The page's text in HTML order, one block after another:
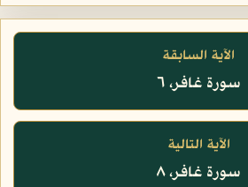
الآية السابقة
سورة غافر، ٦
الآية التالية
سورة غافر، ٨